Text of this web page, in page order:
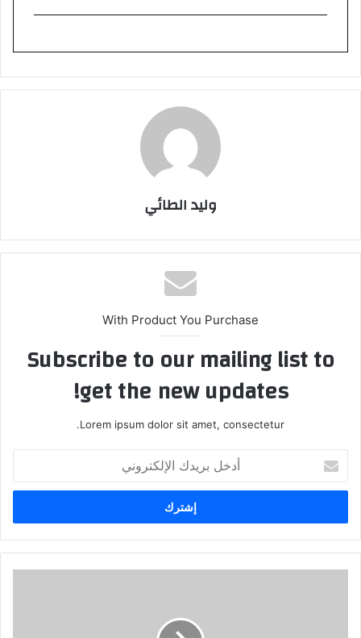
وليد الطائي
With Product You Purchase
Subscribe to our mailing list to
get the new updates!
Lorem ipsum dolor sit amet, consectetur.
بريدك
الإلكتروني